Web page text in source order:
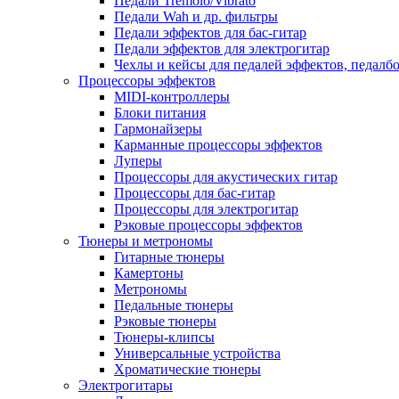
Педали Wah и др. фильтры
Педали эффектов для бас-гитар
Педали эффектов для электрогитар
Чехлы и кейсы для педалей эффектов,
Процессоры эффектов
MIDI-контроллеры
Блоки питания
Гармонайзеры
Карманные процессоры эффектов
Луперы
Процессоры для акустических гитар
Процессоры для бас-гитар
Процессоры для электрогитар
Рэковые процессоры эффектов
Тюнеры и метрономы
Гитарные тюнеры
Камертоны
Метрономы
Педальные тюнеры
Рэковые тюнеры
Тюнеры-клипсы
Универсальные устройства
Хроматические тюнеры
Электрогитары